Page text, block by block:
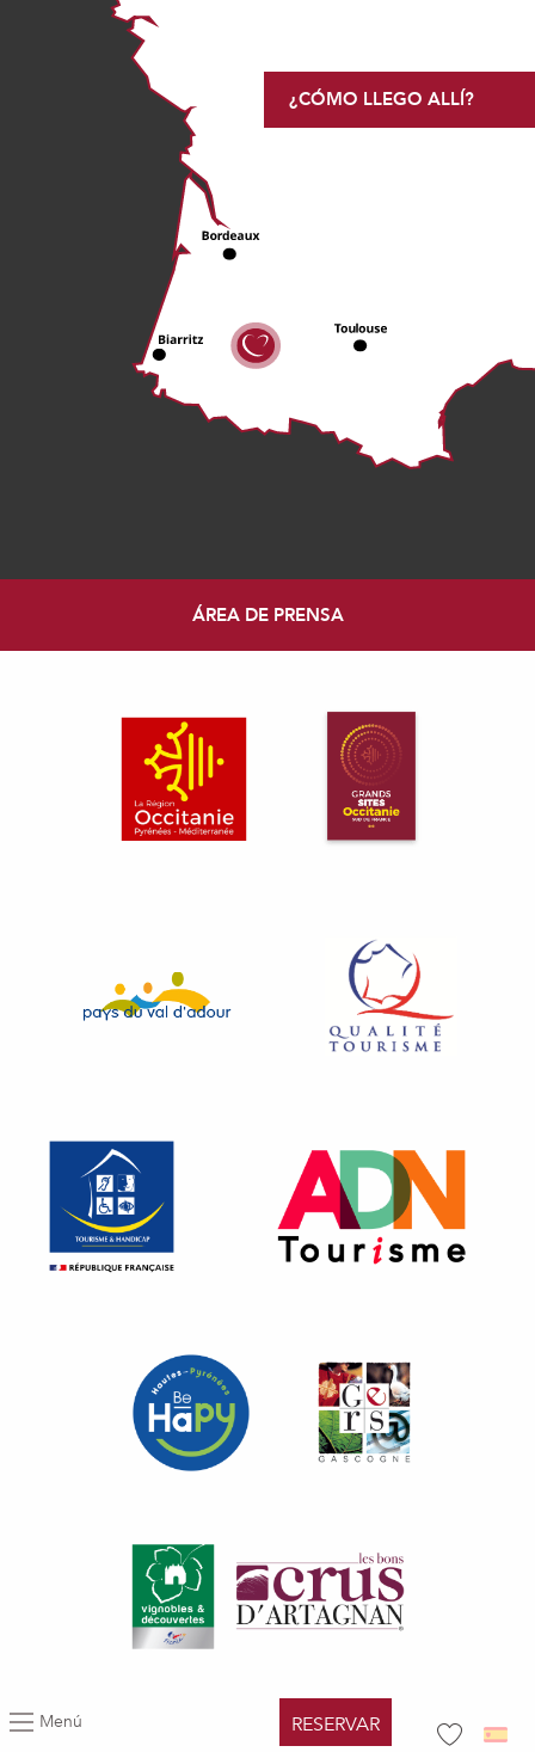
Menú
¿CÓMO LLEGO ALLÍ?
ÁREA DE PRENSA
RESERVAR